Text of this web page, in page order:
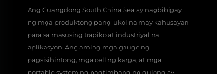
Ang Guangdong South China Sea ay nagbibigay
ng mga produktong pang-ukol na may kahusayan
para sa masusing trapiko at industriyal na
aplikasyon. Ang aming mga gauge ng
pagsisihintong, mga cell ng karga, at mga
portable system ng pagtimbang ng gulong ay